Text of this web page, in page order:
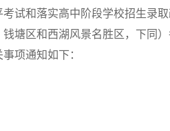
试和落实高中阶段学校招生录
塘区和西湖风景名胜区，下同
项通知如下：